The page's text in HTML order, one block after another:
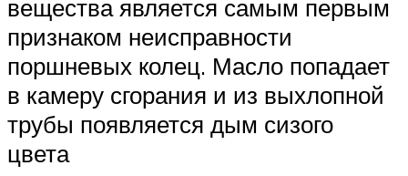
вещества является самым первым
признаком неисправности
поршневых колец. Масло попадает
в камеру сгорания и из выхлопной
трубы появляется дым сизого
цвета